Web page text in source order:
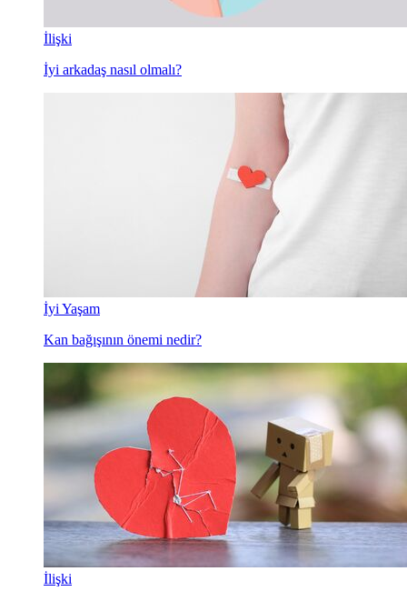
İlişki
İyi arkadaş nasıl olmalı?
İyi Yaşam
Kan bağışının önemi nedir?
İlişki